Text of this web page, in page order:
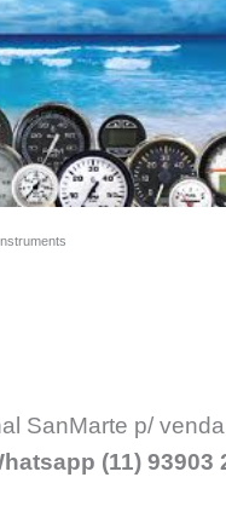
SanMarte p/
(11) 93903